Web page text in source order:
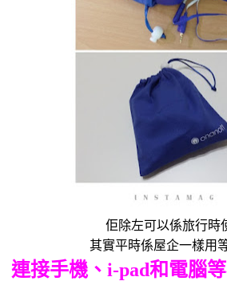
佢除左可以係旅行時
其實平時係屋企一樣用
連接手機、 i-pad和電腦